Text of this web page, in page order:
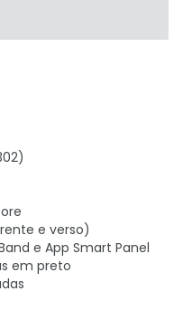
e verso)
e App Smart Panel
em preto